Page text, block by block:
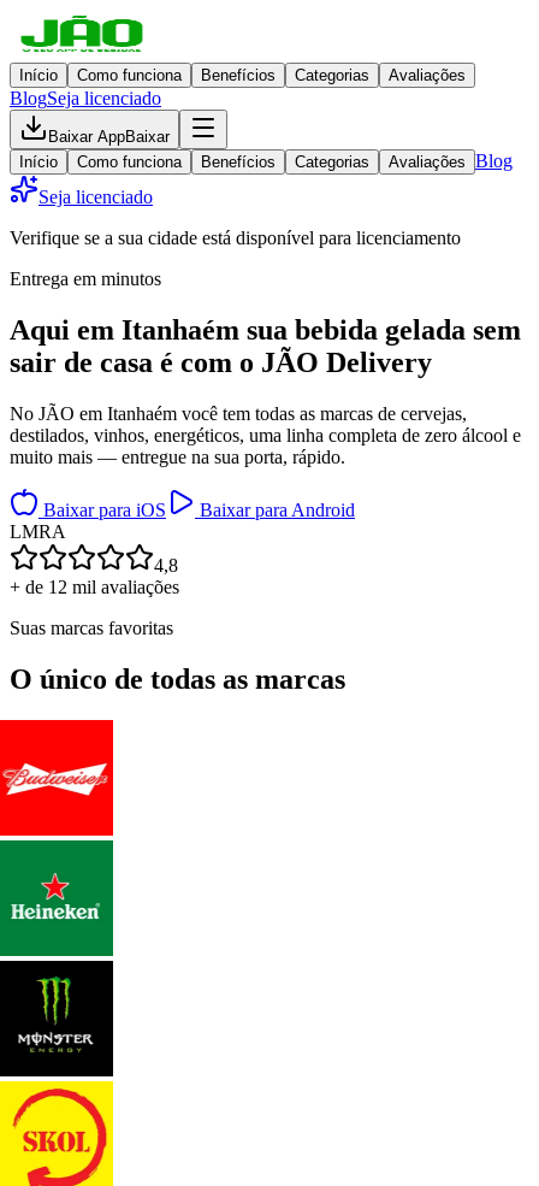
Início Como funciona Benefícios Categorias Avaliações
BlogSeja licenciado
Baixar AppBaixar
Início
Como funciona Benefícios Categorias Avaliações Blog
Seja licenciado
Verifique se a sua cidade está disponível para licenciamento
Entrega em minutos
Aqui em Itanhaém sua bebida gelada sem
sair de casa é com o JÃO Delivery
No JÃO em Itanhaém você tem todas as marcas de cervejas,
destilados, vinhos, energéticos, uma linha completa de zero álcool e
muito mais — entregue na sua porta, rápido.
Baixar para iOS
Baixar para Android
LMRA
4,8
+ de 12 mil avaliações
Suas marcas favoritas
O único de todas as marcas